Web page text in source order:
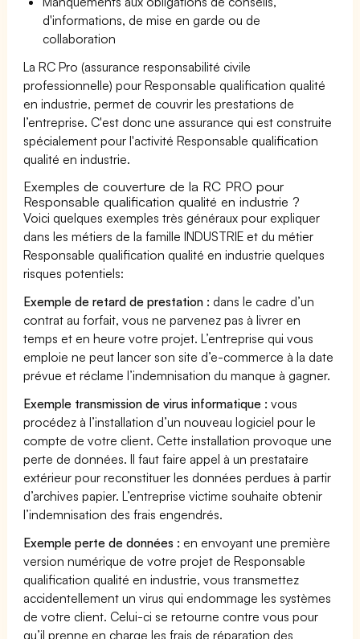
d'informations, de mise en garde ou de
collaboration
La RC Pro (assurance responsabilité civile
professionnelle) pour Responsable qualification qualité
en industrie, permet de couvrir les prestations de
l’entreprise. C'est donc une assurance qui est construite
spécialement pour l'activité Responsable qualification
qualité en industrie.
Exemples de couverture de la RC PRO pour
Responsable qualification qualité en industrie ?
Voici quelques exemples très généraux pour expliquer
dans les métiers de la famille INDUSTRIE et du métier
Responsable qualification qualité en industrie quelques
risques potentiels:
Exemple de retard de prestation : dans le cadre d’un
contrat au forfait, vous ne parvenez pas à livrer en
temps et en heure votre projet. L’entreprise qui vous
emploie ne peut lancer son site d’e-commerce à la date
prévue et réclame l’indemnisation du manque à gagner.
Exemple transmission de virus informatique : vous
procédez à l’installation d’un nouveau logiciel pour le
compte de votre client. Cette installation provoque une
perte de données. Il faut faire appel à un prestataire
extérieur pour reconstituer les données perdues à partir
d’archives papier. L’entreprise victime souhaite obtenir
l’indemnisation des frais engendrés.
Exemple perte de données : en envoyant une première
version numérique de votre projet de Responsable
qualification qualité en industrie, vous transmettez
accidentellement un virus qui endommage les systèmes
de votre client. Celui-ci se retourne contre vous pour
qu’il prenne en charge les frais de réparation des